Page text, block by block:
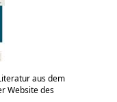
aus dem
Website des